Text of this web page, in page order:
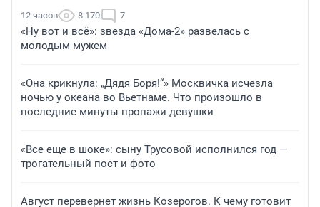
12 часов 8 170 7
«Ну вот и всё»: звезда «Дома-2» развелась с
молодым мужем
«Она крикнула: „Дядя Боря!“» Москвичка исчезла
ночью у океана во Вьетнаме. Что произошло в
последние минуты пропажи девушки
«Все еще в шоке»: сыну Трусовой исполнился год —
трогательный пост и фото
Август перевернет жизнь Козерогов. К чему готовит